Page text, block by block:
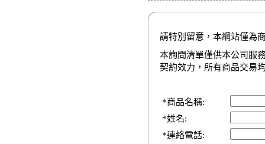
請特別留意，本網站僅為
本詢問清單僅供本公司服
契約效力，所有商品交易
*商品名稱:
*姓名:
*連絡電話: